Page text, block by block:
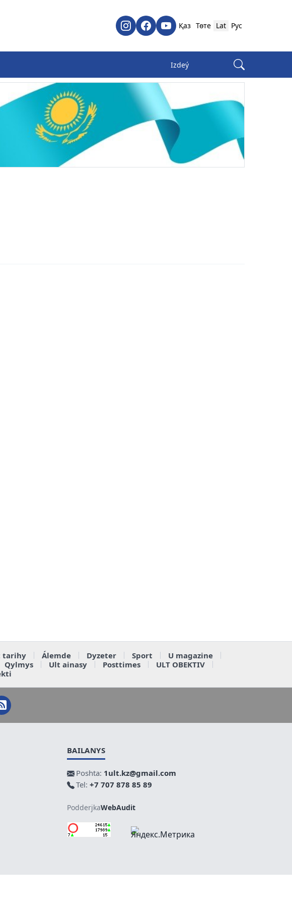
Қаз Төте Lat Рус
tarihy Álemde Dyzeter Sport
U magazine
Qylmys Ult ainasy Posttimes
ULT OBEKTIV
BAILANYS
Poshta: 1ult.kz@gmail.com
Tel: +7 707 878 85 89
PodderjkaWebAudit